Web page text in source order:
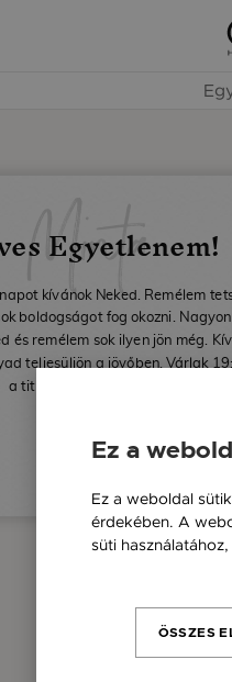
Minta
Egyetlenem!
kívánok Neked. Remélem
boldogságot fog okozni.
és remélem sok ilyen jön még.
teljesüljön a jövőben. Várlak
a titkos kávézónkban.
Dávid
Feladó neve
Címzett email
Ez a
Ez a weboldal
érdekében. A
süti
ÖSSZES